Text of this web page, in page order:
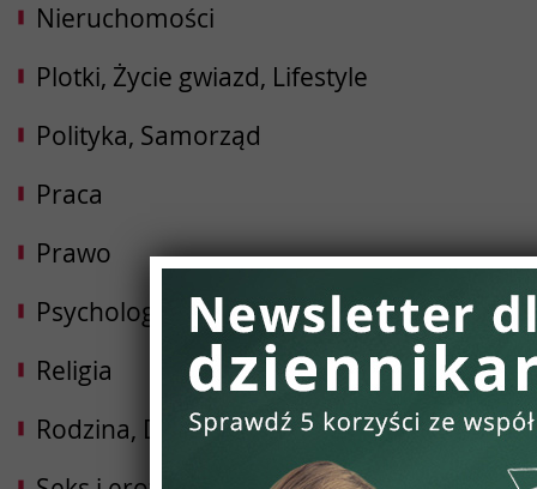
Nieruchomości
Plotki, Życie gwiazd, Lifestyle
Polityka, Samorząd
Praca
Prawo
Psychologia, Rozwój osobisty
Religia
Rodzina, Dziecko, Ciąża